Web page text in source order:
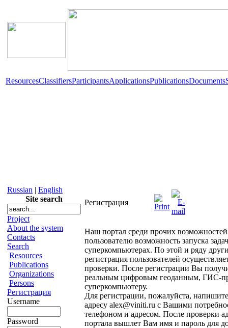
ResourcesClassifiersParticipantsApplicationsPublicationsDocuments
Russian | English
Site search
Project
About the system
Contacts
Search
Resources
Publications
Organizations
Persons
Регистрация
Username
Password
Регистрация
Наш портал среди прочих возможностей
пользователю возможность запуска
суперкомпьютерах. По этой и ряду
регистрация пользователей
проверки. После регистрации Вы
реальным цифровым геоданным, ГИС-
суперкомпьютеру.
Для регистрации, пожалуйста,
адресу alex@viniti.ru c Вашими
телефоном и адресом. После проверки
портала вышлет Вам имя и пароль для